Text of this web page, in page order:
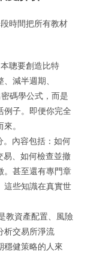
時間把所有教材
聰要創造比特
減半週期、
碼學公式，而是
例子。即便你完全
。
內容包括：如何
、如何檢查並撤
。甚至還有專門章
這些知識在真實世
教資產配置、風險
析交易所淨流
穩健策略的人來